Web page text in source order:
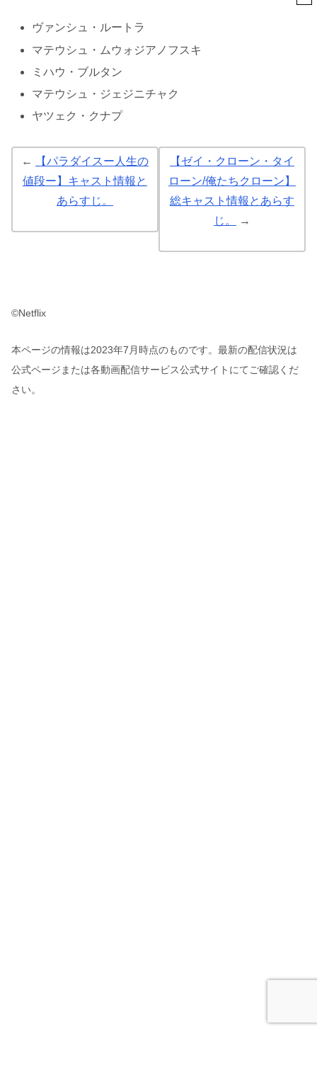
ヴァンシュ・ルートラ
マテウシュ・ムウォジアノフスキ
ミハウ・ブルタン
マテウシュ・ジェジニチャク
ヤツェク・クナプ
←
【パラダイスー人生の
値段ー】キャスト情報と
あらすじ。
【ゼイ・クローン・タイ
ローン/俺たちクローン】
総キャスト情報とあらす
じ。
→
©Netflix
本ページの情報は2023年7月時点のものです。最新の配信状況は
公式ページまたは各動画配信サービス公式サイトにてご確認くだ
さい。